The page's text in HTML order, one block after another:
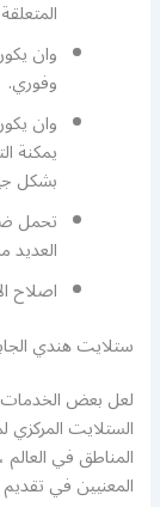
وان
وفوري.
وان
يمكنة
بشكل
تحمل
العديد
اصلاح
ستلايت هندي
لعل بعض الخدمات
الستلايت
المناطق في
المعنيين في